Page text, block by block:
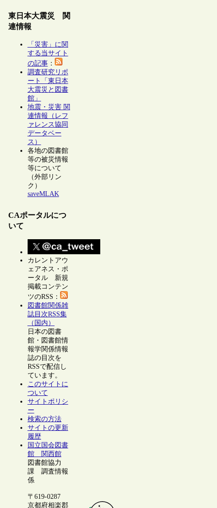
東日本大震災 関
連情報
「災害」に関
する当サイト
の記事：
調査研究リポ
ート「東日本
大震災と図書
館」
地震・災害 関
連情報（レフ
ァレンス協同
データベー
ス）
各地の図書館
等の被災情報
等について
（外部リン
ク）
saveMLAK
CAポータルにつ
いて
カレントアウ
ェアネス・ポ
ータル 新規
掲載コンテン
ツのRSS：
図書館関係雑
誌目次RSS集
（国内）
日本の図書
館・図書館情
報学関係情報
誌の目次を
RSSで配信し
ています。
このサイトに
ついて
サイトポリシ
ー
検索の方法
サイトの更新
履歴
国立国会図書
館 関西館
図書館協力
課 調査情報
係
〒619-0287
京都府相楽郡